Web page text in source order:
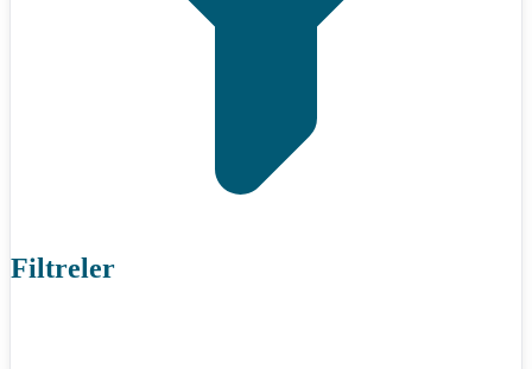
Filtreler